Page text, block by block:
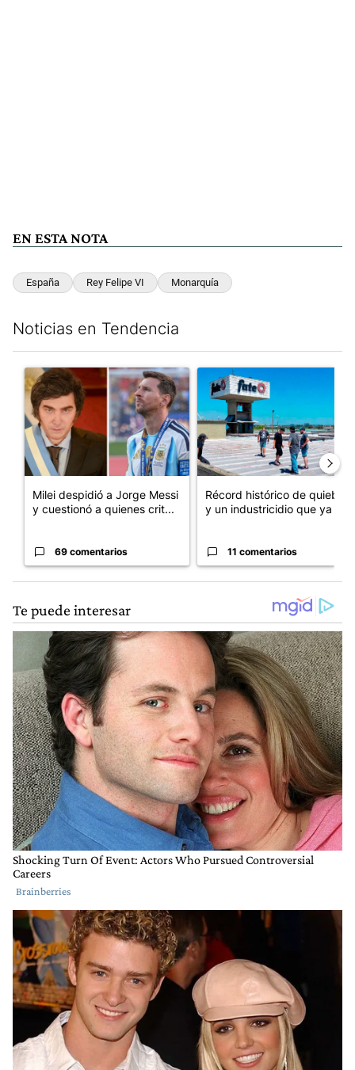
EN ESTA NOTA
España Rey Felipe VI Monarquía
Noticias en Tendencia
Un artículo de tendencia con el título "Milei despidió a Jorge
Milei despidió a Jorge Messi
y cuestionó a quienes crit...
69 comentarios
Un artículo de tendencia
Récord histórico de quiebras
y un industricidio que ya ...
11 comentarios